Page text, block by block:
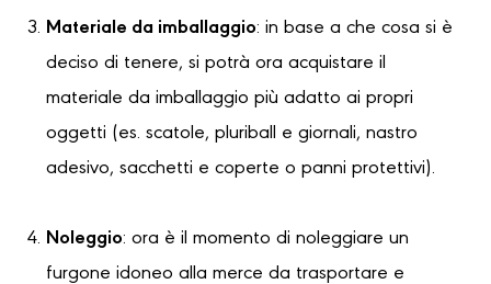
Materiale da imballaggio: in base a che cosa si è
deciso di tenere, si potrà ora acquistare il
materiale da imballaggio più adatto ai propri
oggetti (es. scatole, pluriball e giornali, nastro
adesivo, sacchetti e coperte o panni protettivi).
Noleggio: ora è il momento di noleggiare un
furgone idoneo alla merce da trasportare e